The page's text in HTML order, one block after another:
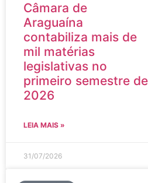
Câmara de
Araguaína
contabiliza mais de
mil matérias
legislativas no
primeiro semestre de
2026
LEIA MAIS »
31/07/2026